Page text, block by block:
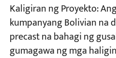
Kaligiran ng Proyekto:
kumpanyang Bolivian na
precast na bahagi ng
gumagawa ng mga